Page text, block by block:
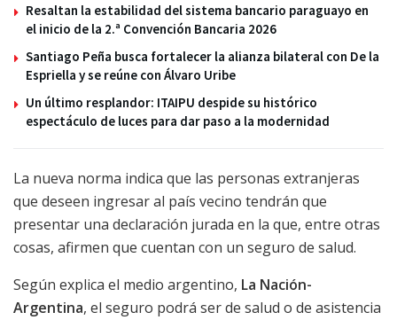
Resaltan la estabilidad del sistema bancario paraguayo en
el inicio de la 2.ª Convención Bancaria 2026
Santiago Peña busca fortalecer la alianza bilateral con De la
Espriella y se reúne con Álvaro Uribe
Un último resplandor: ITAIPU despide su histórico
espectáculo de luces para dar paso a la modernidad
La nueva norma indica que las personas extranjeras
que deseen ingresar al país vecino tendrán que
presentar una declaración jurada en la que, entre otras
cosas, afirmen que cuentan con un seguro de salud.
Según explica el medio argentino, La Nación-
Argentina, el seguro podrá ser de salud o de asistencia